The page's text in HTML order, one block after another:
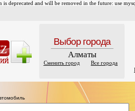
is deprecated and will be removed in the future: use
Выбор города
Алматы
Сменить город
Все города